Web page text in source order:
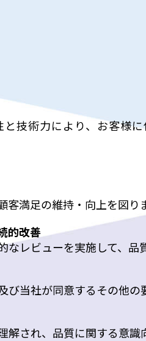
技術力により、お客様
満足の維持・向上を図り
的改善
レビューを実施して、品
び当社が同意するその他
解され、品質に関する意識